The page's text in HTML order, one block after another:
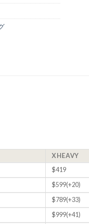
XHEAVY
$419
$599(+20)
$789(+33)
$999(+41)